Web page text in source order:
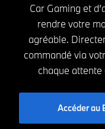
Car Gaming et
rendre votre
agréable.
commandé via
chaque
Accéder au